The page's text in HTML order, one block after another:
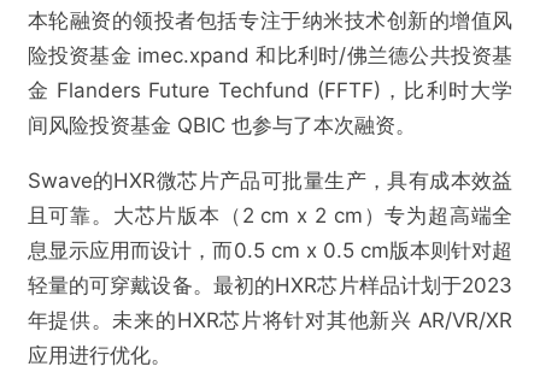
本轮融资的领投者包括专注于纳米技术创新的增值风
险投资基金 imec.xpand 和比利时/佛兰德公共投资基
金 Flanders Future Techfund (FFTF)，比利时大学
间风险投资基金 QBIC 也参与了本次融资。
Swave的HXR微芯片产品可批量生产，具有成本效益
且可靠。大芯片版本（2 cm x 2 cm）专为超高端全
息显示应用而设计，而0.5 cm x 0.5 cm版本则针对超
轻量的可穿戴设备。最初的HXR芯片样品计划于2023
年提供。未来的HXR芯片将针对其他新兴 AR/VR/XR
应用进行优化。